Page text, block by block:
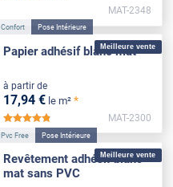
MAT-2348
Meilleure vente
Confort Pose Intérieure
Papier adhésif blanc mat
à partir de
17,94 € le m² *
*****
MAT-2300
Meilleure vente
Pvc Free Pose Intérieure
Revêtement adhésif blanc
mat sans PVC